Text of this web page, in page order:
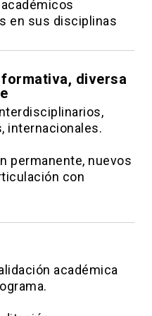
comprenda el rol
y aplique conceptos
a conectar acciones
de largo plazo.
de ventas para las
de largo
en base a su atractivo
en sus disciplinas
diversa
internacionales.
permanente, nuevos
con
académica